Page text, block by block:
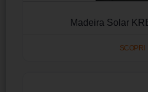
Madeira Solar
SCOPRI